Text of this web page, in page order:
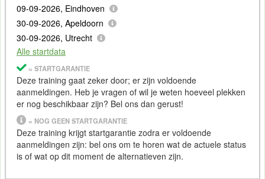
09-09-2026, Eindhoven
30-09-2026, Apeldoorn
30-09-2026, Utrecht
Alle startdata
= STARTGARANTIE
Deze training gaat zeker door; er zijn voldoende
aanmeldingen. Heb je vragen of wil je weten hoeveel plekken
er nog beschikbaar zijn? Bel ons dan gerust!
= NOG GEEN STARTGARANTIE
Deze training krijgt startgarantie zodra er voldoende
aanmeldingen zijn: bel ons om te horen wat de actuele status
is of wat op dit moment de alternatieven zijn.